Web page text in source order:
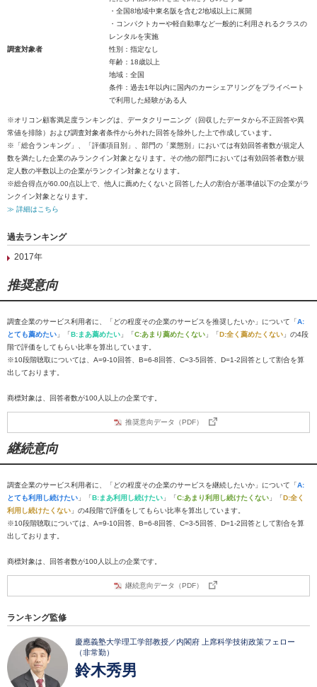
・全国8地域中東名阪を含む2地域以上に展開
・コンパクトカーや軽自動車など一般的に利用されるクラスの
レンタルを実施
調査対象者
性別：指定なし
年齢：18歳以上
地域：全国
条件：過去1年以内に国内のカーシェアリングをプライベート
で利用した経験がある人
※オリコン顧客満足度ランキングは、データクリーニング（回収したデータから不正回答や異
常値を排除）および調査対象者条件から外れた回答を除外した上で作成しています。
※「総合ランキング」、「評価項目別」、部門の「業態別」においては有効回答者数が規定人
数を満たした企業のみランクイン対象となります。その他の部門においては有効回答者数が規
定人数の半数以上の企業がランクイン対象となります。
※総合得点が60.00点以上で、他人に薦めたくないと回答した人の割合が基準値以下の企業がラ
ンクイン対象となります。
≫ 詳細はこちら
過去ランキング
2017年
推奨意向
調査企業のサービス利用者に、「どの程度その企業のサービスを推奨したいか」について「A:
とても薦めたい 」「B:まあ薦めたい 」「C:あまり薦めたくない 」「D:全く薦めたくない 」の4段
階で評価をしてもらい比率を算出しています。
※10段階聴取については、A=9-10回答、B=6-8回答、C=3-5回答、D=1-2回答として割合を算
出しております。
商標対象は、回答者数が100人以上の企業です。
推奨意向データ（PDF）
継続意向
調査企業のサービス利用者に、「どの程度その企業のサービスを継続したいか」について「A:
とても利用し続けたい 」「B:まあ利用し続けたい 」「C:あまり利用し続けたくない 」「D:全く
利用し続けたくない 」の4段階で評価をしてもらい比率を算出しています。
※10段階聴取については、A=9-10回答、B=6-8回答、C=3-5回答、D=1-2回答として割合を算
出しております。
商標対象は、回答者数が100人以上の企業です。
継続意向データ（PDF）
ランキング監修
慶應義塾大学理工学部教授／内閣府 上席科学技術政策フェロー
（非常勤）
鈴木秀男